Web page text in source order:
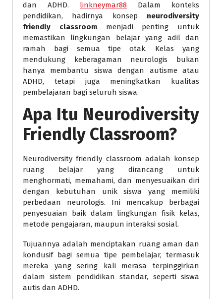
dan ADHD. linkneymar88 Dalam konteks
pendidikan, hadirnya konsep neurodiversity
friendly classroommenjadi penting untuk
memastikan lingkungan belajar yang adil dan
ramah bagi semua tipe otak. Kelas yang
mendukung keberagaman neurologis bukan
hanya membantu siswa dengan autisme atau
ADHD, tetapi juga meningkatkan kualitas
pembelajaran bagi seluruh siswa.
Apa Itu Neurodiversity
Friendly Classroom?
Neurodiversity friendly classroom adalah konsep
ruang belajar yang dirancang untuk
menghormati, memahami, dan menyesuaikan diri
dengan kebutuhan unik siswa yang memiliki
perbedaan neurologis. Ini mencakup berbagai
penyesuaian baik dalam lingkungan fisik kelas,
metode pengajaran, maupun interaksi sosial.
Tujuannya adalah menciptakan ruang aman dan
kondusif bagi semua tipe pembelajar, termasuk
mereka yang sering kali merasa terpinggirkan
dalam sistem pendidikan standar, seperti siswa
autis dan ADHD.